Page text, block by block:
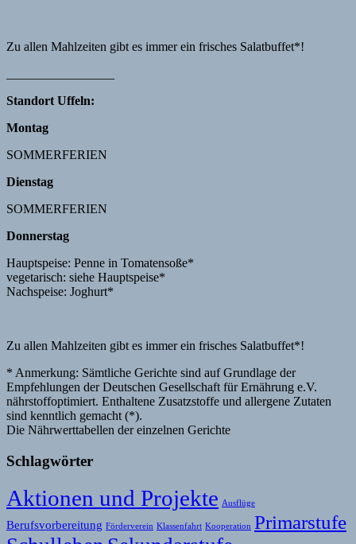
Zu allen Mahlzeiten gibt es immer ein frisches Salatbuffet*!
Standort Uffeln:
Montag
SOMMERFERIEN
Dienstag
SOMMERFERIEN
Donnerstag
Hauptspeise: Penne in Tomatensoße*
vegetarisch: siehe Hauptspeise*
Nachspeise: Joghurt*
Zu allen Mahlzeiten gibt es immer ein frisches Salatbuffet*!
* Anmerkung: Sämtliche Gerichte sind auf Grundlage der
Empfehlungen der Deutschen Gesellschaft für Ernährung e.V.
nährstoffoptimiert. Enthaltene Zusatzstoffe und allergene Zutaten
sind kenntlich gemacht (*).
Die Nährwerttabellen der einzelnen Gerichte
Schlagwörter
Aktionen und Projekte Ausflüge
Berufsvorbereitung Förderverein Klassenfahrt Kooperation Primarstufe